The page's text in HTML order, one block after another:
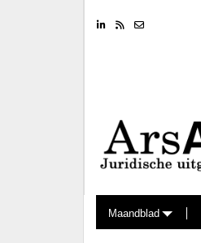
LinkedinRSS feed
Maandblad